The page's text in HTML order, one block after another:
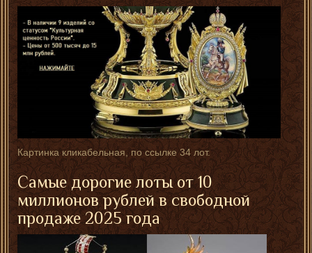
Картинка кликабельная, по ссылке 34 лот.
Самые дорогие лоты от 10
миллионов рублей в свободной
продаже 2025 года